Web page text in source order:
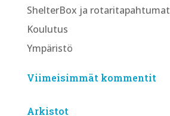
ShelterBox ja rotaritapahtumat
Koulutus
Ympäristö
Viimeisimmät kommentit
Arkistot